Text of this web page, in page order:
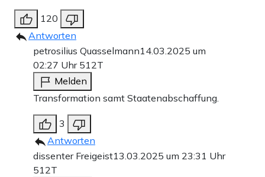
120
Antworten
petrosilius Quasselmann14.03.2025 um
02:27 Uhr 512T
Melden
Transformation samt Staatenabschaffung.
3
Antworten
dissenter Freigeist13.03.2025 um 23:31 Uhr
512T